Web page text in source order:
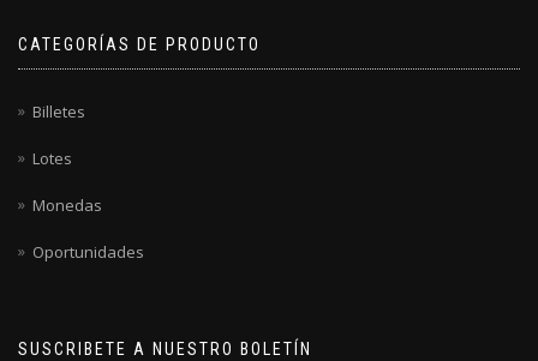
CATEGORÍAS DE PRODUCTO
Billetes
Lotes
Monedas
Oportunidades
SUSCRIBETE A NUESTRO BOLETÍN